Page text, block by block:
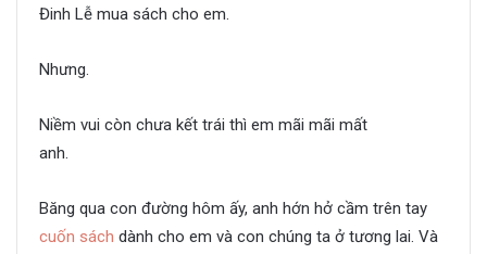
Đinh Lễ mua sách cho em.
Nhưng.
Niềm vui còn chưa kết trái thì em mãi mãi mất
anh.
Băng qua con đường hôm ấy, anh hớn hở cầm trên tay
cuốn sách dành cho em và con chúng ta ở tương lai. Và